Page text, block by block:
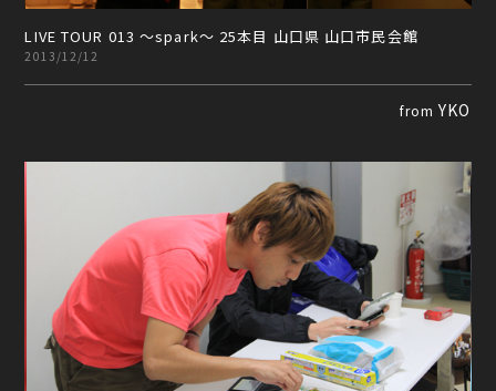
LIVE TOUR 013 ～spark～ 25本目 山口県 山口市民会館
2013/12/12
fromYKO